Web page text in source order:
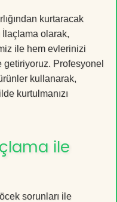
kurtaracak
olarak,
ile hem evlerinizi
Profesyonel
kullanarak,
kurtulmanızı
ile
sorunları ile